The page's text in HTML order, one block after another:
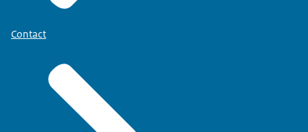
Contact